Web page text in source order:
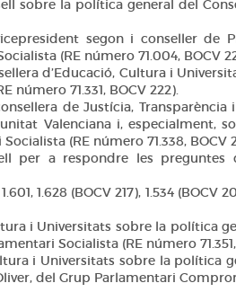
sobre la política general del
segon i conseller de
(RE número 71.004, BOCV
d’Educació, Cultura i
71.331, BOCV 222).
de Justícia,
Valenciana i, especialment,
(RE número 71.338, BOCV
a respondre les preguntes
1.628 (BOCV 217), 1.534 (BOCV
i Universitats sobre la política
Socialista (RE número 71.351,
i Universitats sobre la política
del Grup Parlamentari